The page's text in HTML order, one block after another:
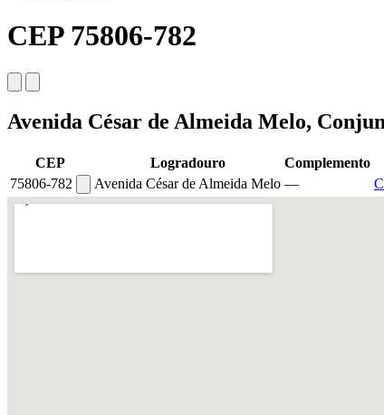
CEP 75806-782
Avenida César de Almeida Melo,
CEP Logradouro Complemento
75806-782
Avenida César de Almeida Melo —